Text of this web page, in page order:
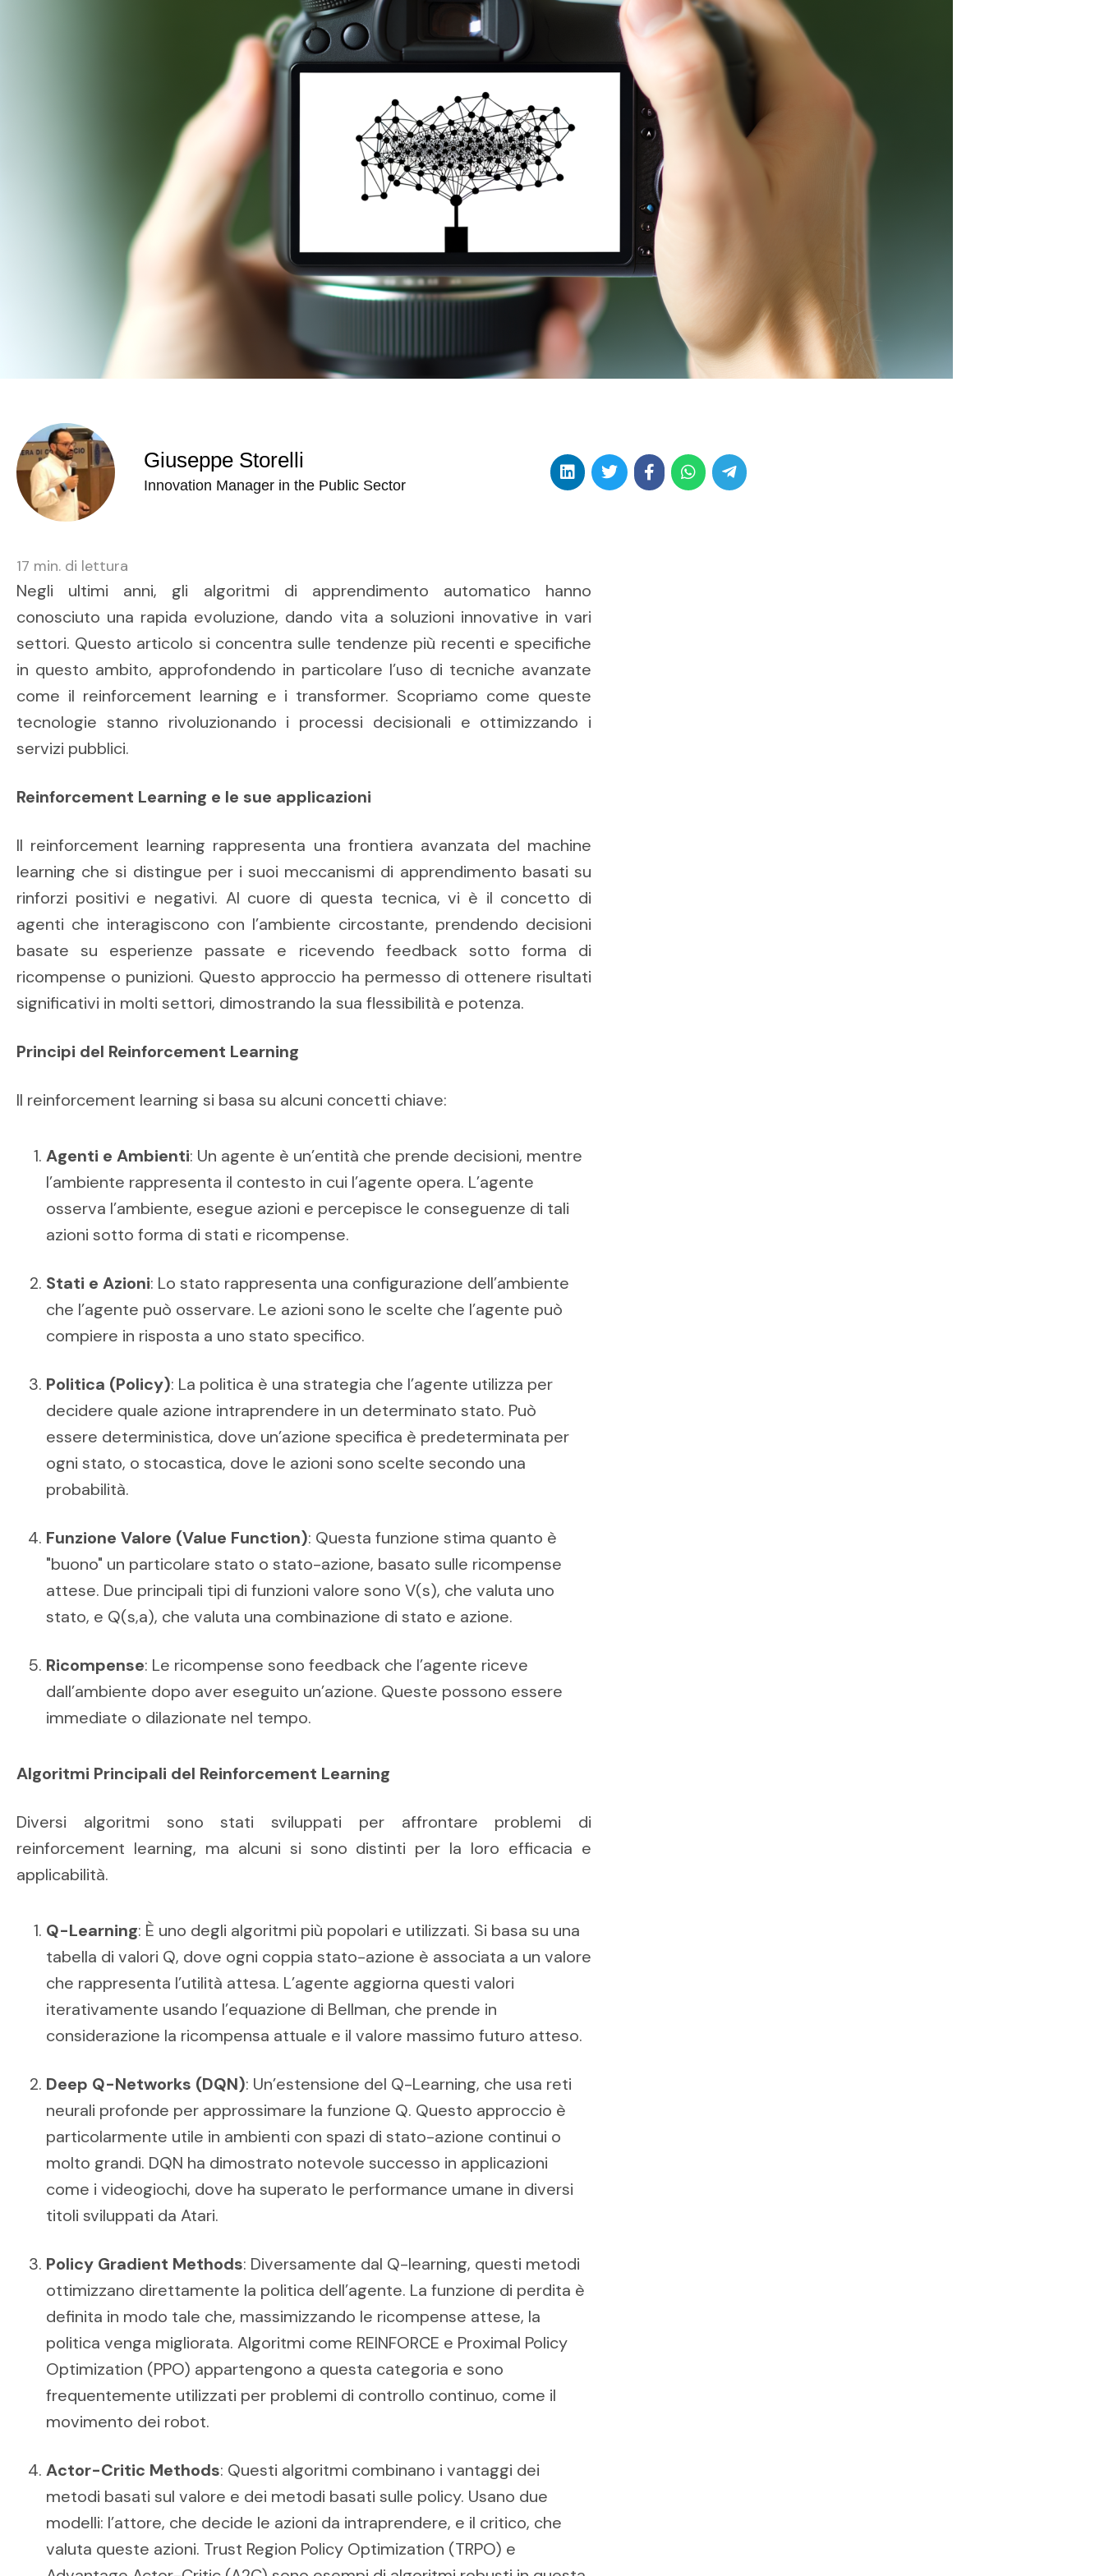
Giuseppe Storelli
Innovation Manager in the Public Sector
17 min. di lettura
Negli ultimi anni, gli algoritmi di apprendimento automatico hanno
conosciuto una rapida evoluzione, dando vita a soluzioni innovative in vari
settori. Questo articolo si concentra sulle tendenze più recenti e specifiche
in questo ambito, approfondendo in particolare l’uso di tecniche avanzate
come il reinforcement learning e i transformer. Scopriamo come queste
tecnologie stanno rivoluzionando i processi decisionali e ottimizzando i
servizi pubblici.
Reinforcement Learning e le sue applicazioni
Il reinforcement learning rappresenta una frontiera avanzata del machine
learning che si distingue per i suoi meccanismi di apprendimento basati su
rinforzi positivi e negativi. Al cuore di questa tecnica, vi è il concetto di
agenti che interagiscono con l’ambiente circostante, prendendo decisioni
basate su esperienze passate e ricevendo feedback sotto forma di
ricompense o punizioni. Questo approccio ha permesso di ottenere risultati
significativi in molti settori, dimostrando la sua flessibilità e potenza.
Principi del Reinforcement Learning
Il reinforcement learning si basa su alcuni concetti chiave:
Agenti e Ambienti: Un agente è un’entità che prende decisioni, mentre
l’ambiente rappresenta il contesto in cui l’agente opera. L’agente
osserva l’ambiente, esegue azioni e percepisce le conseguenze di tali
azioni sotto forma di stati e ricompense.
Stati e Azioni: Lo stato rappresenta una configurazione dell’ambiente
che l’agente può osservare. Le azioni sono le scelte che l’agente può
compiere in risposta a uno stato specifico.
Politica (Policy): La politica è una strategia che l’agente utilizza per
decidere quale azione intraprendere in un determinato stato. Può
essere deterministica, dove un’azione specifica è predeterminata per
ogni stato, o stocastica, dove le azioni sono scelte secondo una
probabilità.
Funzione Valore (Value Function): Questa funzione stima quanto è
"buono" un particolare stato o stato-azione, basato sulle ricompense
attese. Due principali tipi di funzioni valore sono V(s), che valuta uno
stato, e Q(s,a), che valuta una combinazione di stato e azione.
Ricompense: Le ricompense sono feedback che l’agente riceve
dall’ambiente dopo aver eseguito un’azione. Queste possono essere
immediate o dilazionate nel tempo.
Algoritmi Principali del Reinforcement Learning
Diversi algoritmi sono stati sviluppati per affrontare problemi di
reinforcement learning, ma alcuni si sono distinti per la loro efficacia e
applicabilità.
Q-Learning: È uno degli algoritmi più popolari e utilizzati. Si basa su una
tabella di valori Q, dove ogni coppia stato-azione è associata a un valore
che rappresenta l’utilità attesa. L’agente aggiorna questi valori
iterativamente usando l’equazione di Bellman, che prende in
considerazione la ricompensa attuale e il valore massimo futuro atteso.
Deep Q-Networks (DQN): Un’estensione del Q-Learning, che usa reti
neurali profonde per approssimare la funzione Q. Questo approccio è
particolarmente utile in ambienti con spazi di stato-azione continui o
molto grandi. DQN ha dimostrato notevole successo in applicazioni
come i videogiochi, dove ha superato le performance umane in diversi
titoli sviluppati da Atari.
Policy Gradient Methods: Diversamente dal Q-learning, questi metodi
ottimizzano direttamente la politica dell’agente. La funzione di perdita è
definita in modo tale che, massimizzando le ricompense attese, la
politica venga migliorata. Algoritmi come REINFORCE e Proximal Policy
Optimization (PPO) appartengono a questa categoria e sono
frequentemente utilizzati per problemi di controllo continuo, come il
movimento dei robot.
Actor-Critic Methods: Questi algoritmi combinano i vantaggi dei
metodi basati sul valore e dei metodi basati sulle policy. Usano due
modelli: l’attore, che decide le azioni da intraprendere, e il critico, che
valuta queste azioni. Trust Region Policy Optimization (TRPO) e